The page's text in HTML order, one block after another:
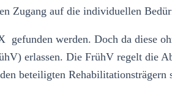
Zugang auf die individuellen
werden. Doch da diese
erlassen. Die FrühV regelt die
beteiligten